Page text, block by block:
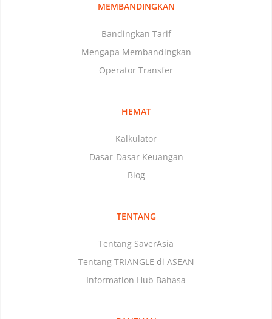
MEMBANDINGKAN
Bandingkan Tarif
Mengapa Membandingkan
Operator Transfer
HEMAT
Kalkulator
Dasar-Dasar Keuangan
Blog
TENTANG
Tentang SaverAsia
Tentang TRIANGLE di ASEAN
Information Hub Bahasa